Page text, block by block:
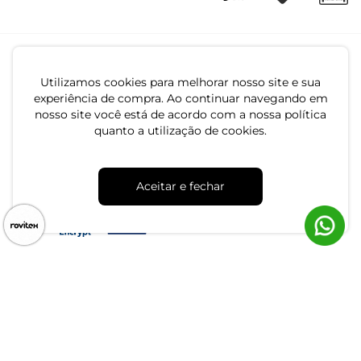
Utilizamos cookies para melhorar nosso site e sua
experiência de compra. Ao continuar navegando em
nosso site você está de acordo com a nossa política
quanto a utilização de cookies.
Aceitar e fechar
CNPJ: 79.233.672/0001-05
Av. Maria Marangoni, 391 - 89129-080 - Luiz Alves - SC